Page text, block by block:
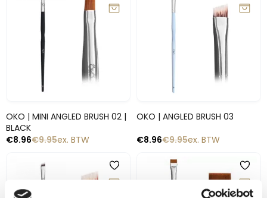
OKO | MINI ANGLED BRUSH 02 |
BLACK
€9.95
€8.96 ex. BTW
OKO | ANGLED BRUSH 03
€9.95
€8.96 ex. BTW